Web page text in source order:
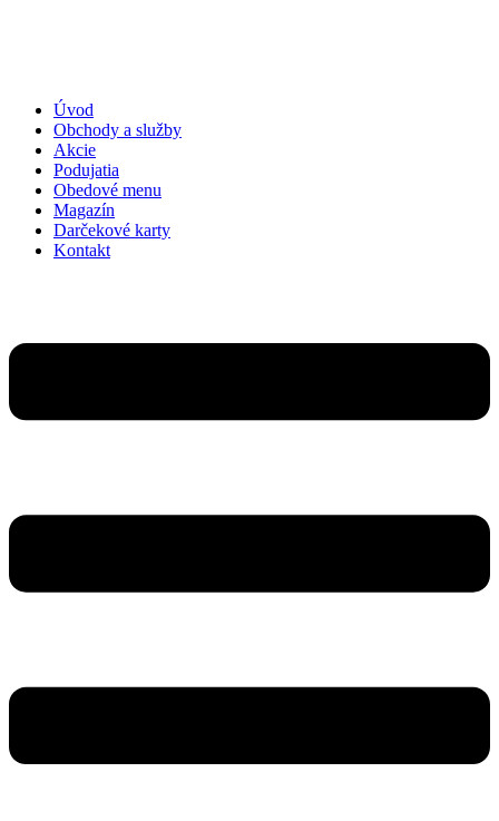
Úvod
Obchody a služby
Akcie
Podujatia
Obedové menu
Magazín
Darčekové karty
Kontakt